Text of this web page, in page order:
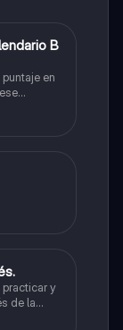
B
en
que
la que te
y
de la